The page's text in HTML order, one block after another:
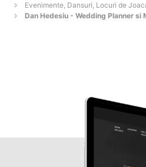
Evenimente, Dansuri, Locuri de
Dan Hedesiu - Wedding Planner si